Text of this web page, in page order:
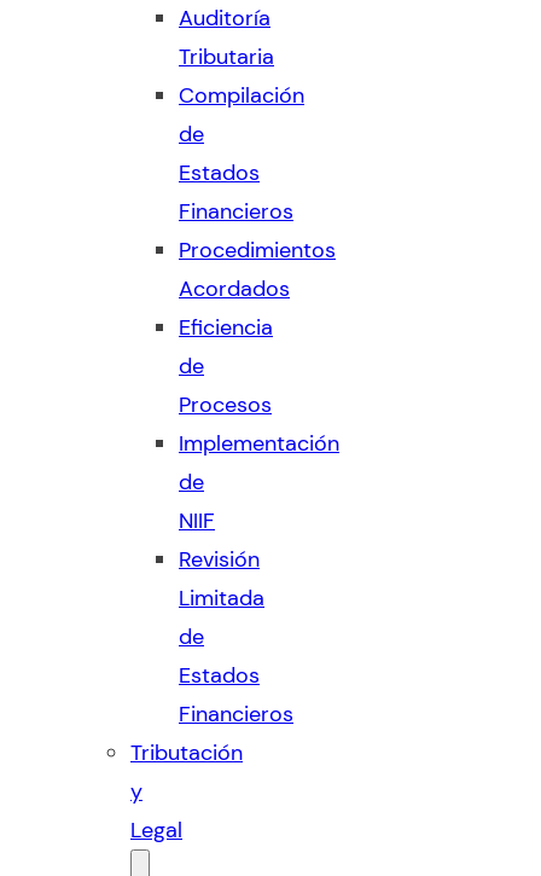
Auditoría
Tributaria
Compilación
de
Estados
Financieros
Procedimientos
Acordados
Eficiencia
de
Procesos
Implementación
de
NIIF
Revisión
Limitada
de
Estados
Financieros
Tributación
y
Legal